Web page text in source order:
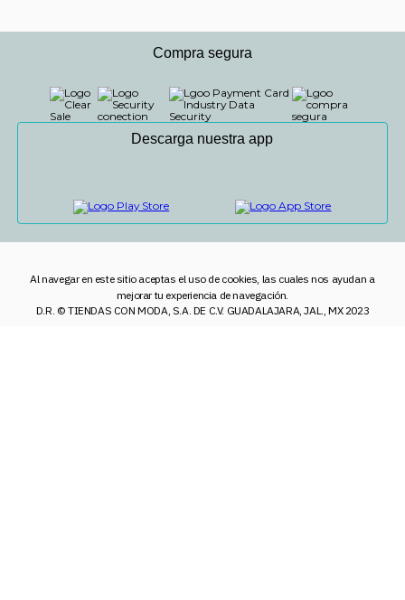
Compra segura
Descarga nuestra app
Al navegar en este sitio aceptas el uso de cookies, las cuales nos ayudan a
mejorar tu experiencia de navegación.
D.R. © TIENDAS CON MODA, S.A. DE C.V. GUADALAJARA, JAL., MX 2023